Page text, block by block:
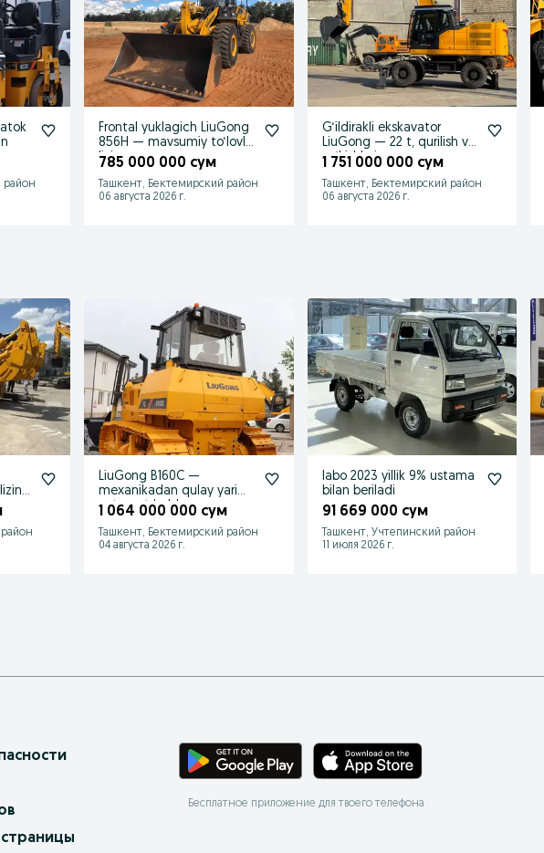
район
Frontal yuklagich LiuGong
856H — mavsumiy to‘lovli
lizing
785 000 000 сум
Ташкент, Бектемирский район
06 августа 2026 г.
G‘ildirakli ekskavator
LiuGong — 22 t, qurilish va
yo‘l ishlari
1 751 000 000 сум
Ташкент, Бектемирский район
06 августа 2026 г.
район
LiuGong B160C —
mexanikadan qulay yarim
avtomat buldozer
1 064 000 000 сум
Ташкент, Бектемирский район
04 августа 2026 г.
labo 2023 yillik 9% ustama
bilan beriladi
91 669 000 сум
Ташкент, Учтепинский район
11 июля 2026 г.
Бесплатное приложение для твоего телефона